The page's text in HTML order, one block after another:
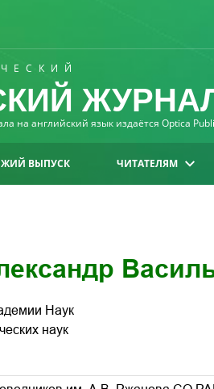
на английский язык издаётся Optica
ВЫПУСК ЧИТАТЕЛЯМ
Наук
наук